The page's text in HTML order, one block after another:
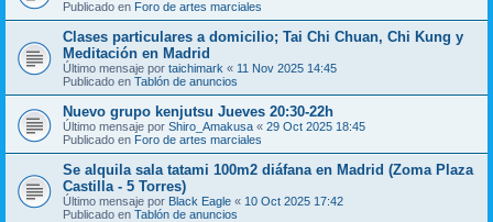
Publicado en Foro de artes marciales
Clases particulares a domicilio; Tai Chi Chuan, Chi Kung y
Meditación en Madrid
Último mensaje por taichimark « 11 Nov 2025 14:45
Publicado en Tablón de anuncios
Nuevo grupo kenjutsu Jueves 20:30-22h
Último mensaje por Shiro_Amakusa « 29 Oct 2025 18:45
Publicado en Foro de artes marciales
Se alquila sala tatami 100m2 diáfana en Madrid (Zoma Plaza
Castilla - 5 Torres)
Último mensaje por Black Eagle « 10 Oct 2025 17:42
Publicado en Tablón de anuncios